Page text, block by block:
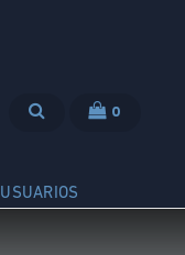
USUARIOS
0